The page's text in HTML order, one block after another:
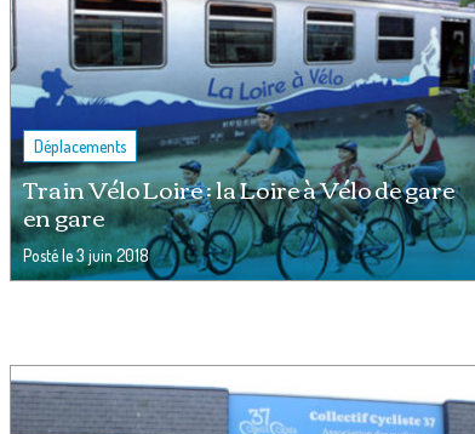
Déplacements
Train Vélo Loire : la Loire à Vélo de gare
en gare
Posté le3 juin 2018